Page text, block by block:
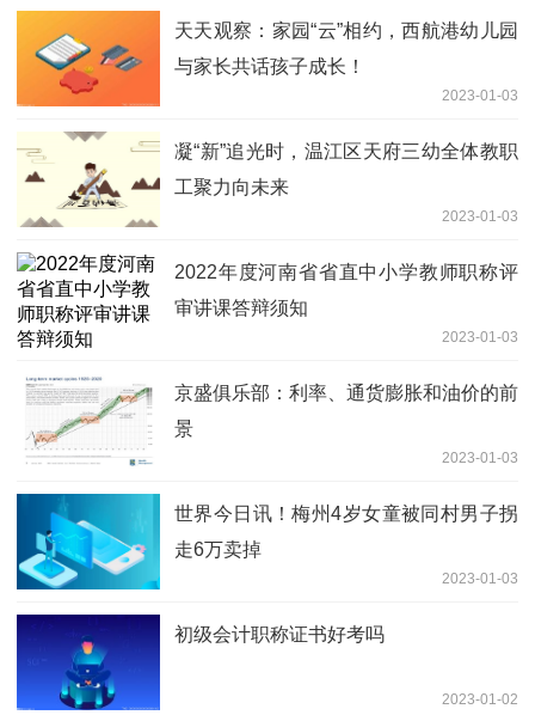
天天观察：家园“云”相约，西航港幼儿园
与家长共话孩子成长！
2023-01-03
凝“新”追光时，温江区天府三幼全体教职
工聚力向未来
2023-01-03
2022年度河南省省直中小学教师职称评
审讲课答辩须知
2023-01-03
京盛俱乐部：利率、通货膨胀和油价的前
景
2023-01-03
世界今日讯！梅州4岁女童被同村男子拐
走6万卖掉
2023-01-03
初级会计职称证书好考吗
2023-01-02